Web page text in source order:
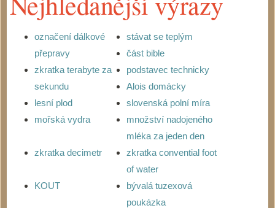
označení dálkové
přepravy
stávat se teplým
část bible
zkratka terabyte za
sekundu
podstavec technicky
Alois domácky
lesní plod
slovenská polní míra
mořská vydra
množství nadojeného
mléka za jeden den
zkratka decimetr
zkratka convential foot
of water
KOUT
bývalá tuzexová
poukázka